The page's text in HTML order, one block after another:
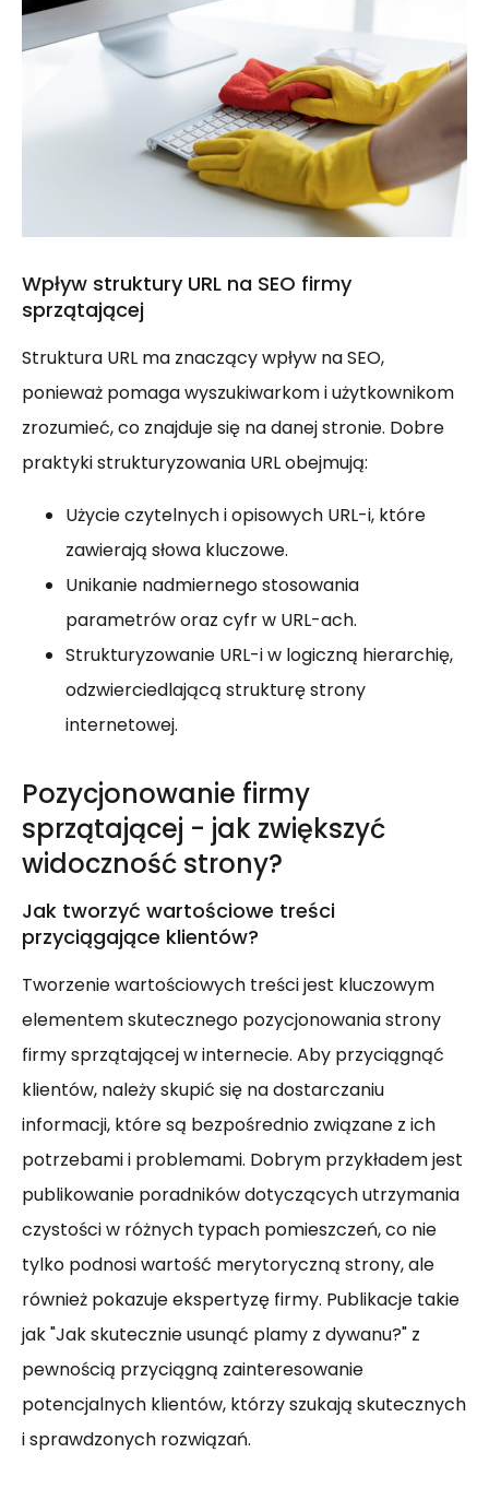
Wpływ struktury URL na SEO firmy
sprzątającej
Struktura URL ma znaczący wpływ na SEO,
ponieważ pomaga wyszukiwarkom i użytkownikom
zrozumieć, co znajduje się na danej stronie. Dobre
praktyki strukturyzowania URL obejmują:
Użycie czytelnych i opisowych URL-i, które
zawierają słowa kluczowe.
Unikanie nadmiernego stosowania
parametrów oraz cyfr w URL-ach.
Strukturyzowanie URL-i w logiczną hierarchię,
odzwierciedlającą strukturę strony
internetowej.
Pozycjonowanie firmy
sprzątającej - jak zwiększyć
widoczność strony?
Jak tworzyć wartościowe treści
przyciągające klientów?
Tworzenie wartościowych treści jest kluczowym
elementem skutecznego pozycjonowania strony
firmy sprzątającej w internecie. Aby przyciągnąć
klientów, należy skupić się na dostarczaniu
informacji, które są bezpośrednio związane z ich
potrzebami i problemami. Dobrym przykładem jest
publikowanie poradników dotyczących utrzymania
czystości w różnych typach pomieszczeń, co nie
tylko podnosi wartość merytoryczną strony, ale
również pokazuje ekspertyzę firmy. Publikacje takie
jak "Jak skutecznie usunąć plamy z dywanu?" z
pewnością przyciągną zainteresowanie
potencjalnych klientów, którzy szukają skutecznych
i sprawdzonych rozwiązań.